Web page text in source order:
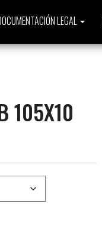
LEGAL
105X10